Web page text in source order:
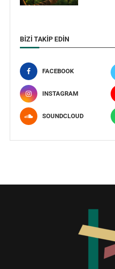
BIZI TAKIP EDIN
FACEBOOK
INSTAGRAM
SOUNDCLOUD